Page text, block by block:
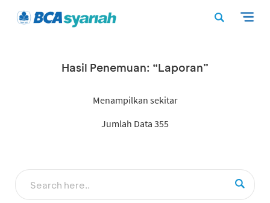
Hasil Penemuan: “Laporan”
Menampilkan sekitar
Jumlah Data 355